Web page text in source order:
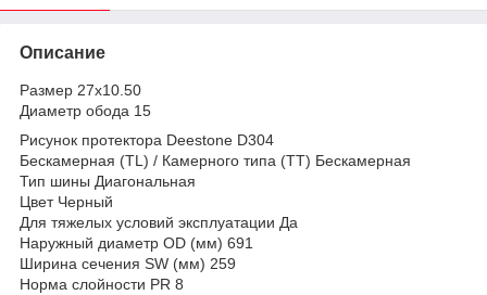
Описание
Размер 27x10.50
Диаметр обода 15
Рисунок протектора Deestone D304
Бескамерная (TL) / Камерного типа (TT) Бескамерная
Тип шины Диагональная
Цвет Черный
Для тяжелых условий эксплуатации Да
Наружный диаметр OD (мм) 691
Ширина сечения SW (мм) 259
Норма слойности PR 8